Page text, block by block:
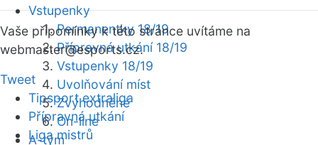
Vstupenky
Permanentky 18/19
Přípravná utkání 18/19
Vstupenky 18/19
Uvolňování míst
Zvýhodněné
On-line
A-tým
Vaše připomínky k této stránce uvítáme na
webmaster@esports.cz.
Tweet
Tipsport extraliga
Přípravná utkání
Liga mistrů